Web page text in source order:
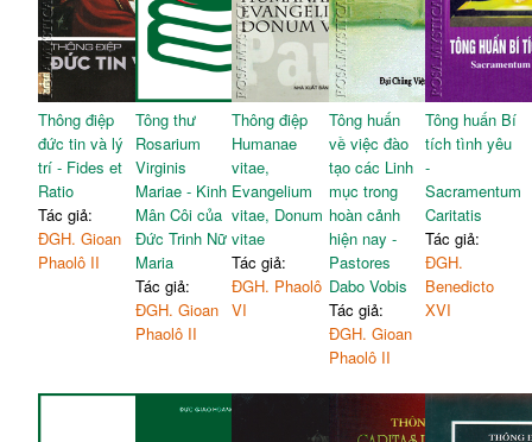
Thông điệp
đức tin và lý
trí - Fides et
Ratio
Tác giả:
ĐGH. Gioan
Phaolô II
Tông thư
Rosarium
Virginis
Mariae - Kinh
Mân Côi của
Đức Trinh Nữ
Maria
Tác giả:
ĐGH. Gioan
Phaolô II
Thông điệp
Humanae
vitae,
Evangelium
vitae, Donum
vitae
Tác giả:
ĐGH. Phaolô
VI
Tông huấn
về việc đào
tạo các Linh
mục trong
hoàn cảnh
hiện nay -
Pastores
Dabo Vobis
Tác giả:
ĐGH. Gioan
Phaolô II
Tông huấn Bí
tích tình yêu
-
Sacramentum
Caritatis
Tác giả:
ĐGH.
Benedicto
XVI